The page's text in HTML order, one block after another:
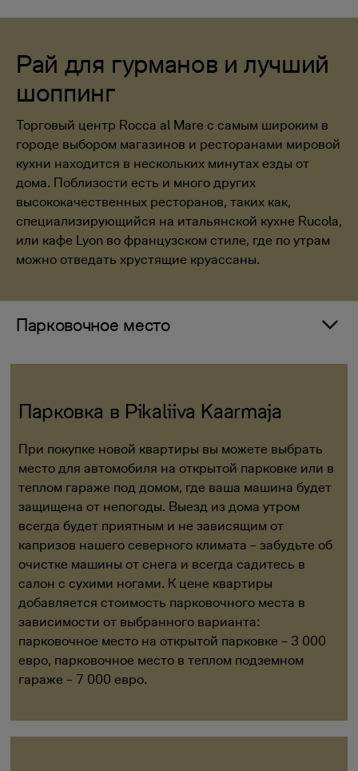
Рай для гурманов и лучший
шоппинг
Торговый центр Rocca al Mare с самым широким в
городе выбором магазинов и ресторанами мировой
кухни находится в нескольких минутах езды от
дома. Поблизости есть и много других
высококачественных ресторанов, таких как,
специализирующийся на итальянской кухне Rucola,
или кафе Lyon во французском стиле, где по утрам
можно отведать хрустящие круассаны.
Парковочное место
Парковка в Pikaliiva Kaarmaja
При покупке новой квартиры вы можете выбрать
место для автомобиля на открытой парковке или в
теплом гараже под домом, где ваша машина будет
защищена от непогоды. Выезд из дома утром
всегда будет приятным и не зависящим от
капризов нашего северного климата – забудьте об
очистке машины от снега и всегда садитесь в
салон с сухими ногами. К цене квартиры
добавляется стоимость парковочного места в
зависимости от выбранного варианта:
парковочное место на открытой парковке – 3 000
евро, парковочное место в теплом подземном
гараже – 7 000 евро.